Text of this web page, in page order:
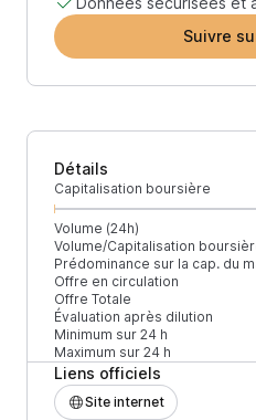
Suivre
Détails
Capitalisation boursière
Volume (24h)
Volume/Capitalisation
Prédominance sur la cap. du
Offre en circulation
Offre Totale
Évaluation après dilution
Minimum sur 24 h
Maximum sur 24 h
Liens officiels
Site internet